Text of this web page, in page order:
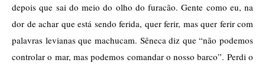
depois que sai do meio do olho do furacão. Gente como eu, na
dor de achar que está sendo ferida, quer ferir, mas quer ferir com
palavras levianas que machucam. Sêneca diz que “não podemos
controlar o mar, mas podemos comandar o nosso barco”. Perdi o